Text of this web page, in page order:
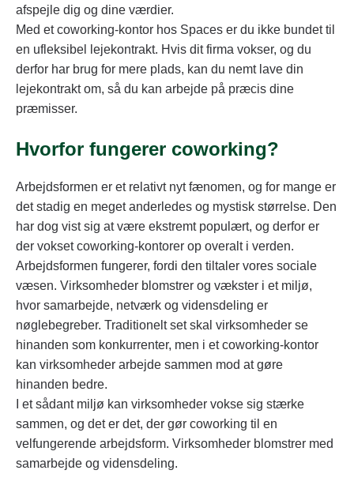
afspejle dig og dine værdier.
Med et coworking-kontor hos Spaces er du ikke bundet til
en ufleksibel lejekontrakt. Hvis dit firma vokser, og du
derfor har brug for mere plads, kan du nemt lave din
lejekontrakt om, så du kan arbejde på præcis dine
præmisser.
Hvorfor fungerer coworking?
Arbejdsformen er et relativt nyt fænomen, og for mange er
det stadig en meget anderledes og mystisk størrelse. Den
har dog vist sig at være ekstremt populært, og derfor er
der vokset coworking-kontorer op overalt i verden.
Arbejdsformen fungerer, fordi den tiltaler vores sociale
væsen. Virksomheder blomstrer og vækster i et miljø,
hvor samarbejde, netværk og vidensdeling er
nøglebegreber. Traditionelt set skal virksomheder se
hinanden som konkurrenter, men i et coworking-kontor
kan virksomheder arbejde sammen mod at gøre
hinanden bedre.
I et sådant miljø kan virksomheder vokse sig stærke
sammen, og det er det, der gør coworking til en
velfungerende arbejdsform. Virksomheder blomstrer med
samarbejde og vidensdeling.